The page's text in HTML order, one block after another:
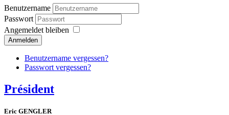
Benutzername
Passwort
Angemeldet bleiben
Anmelden
Benutzername vergessen?
Passwort vergessen?
Président
Eric GENGLER